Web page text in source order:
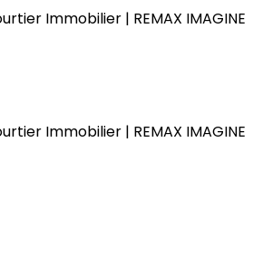
Immobilier | REMAX IMAGINE
Immobilier | REMAX IMAGINE